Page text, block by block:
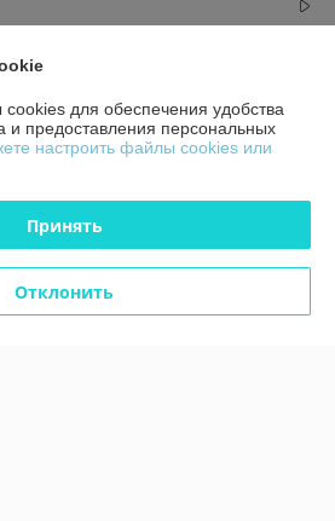
Deal.by
для обеспечения удобства
и предоставления персональных
настроить файлы cookies или
Принять
Отклонить